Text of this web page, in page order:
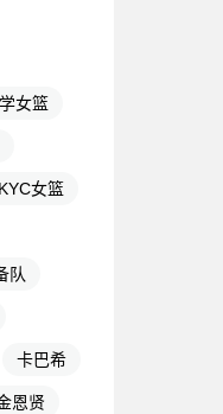
女篮
女篮
队
卡巴希
恩贤